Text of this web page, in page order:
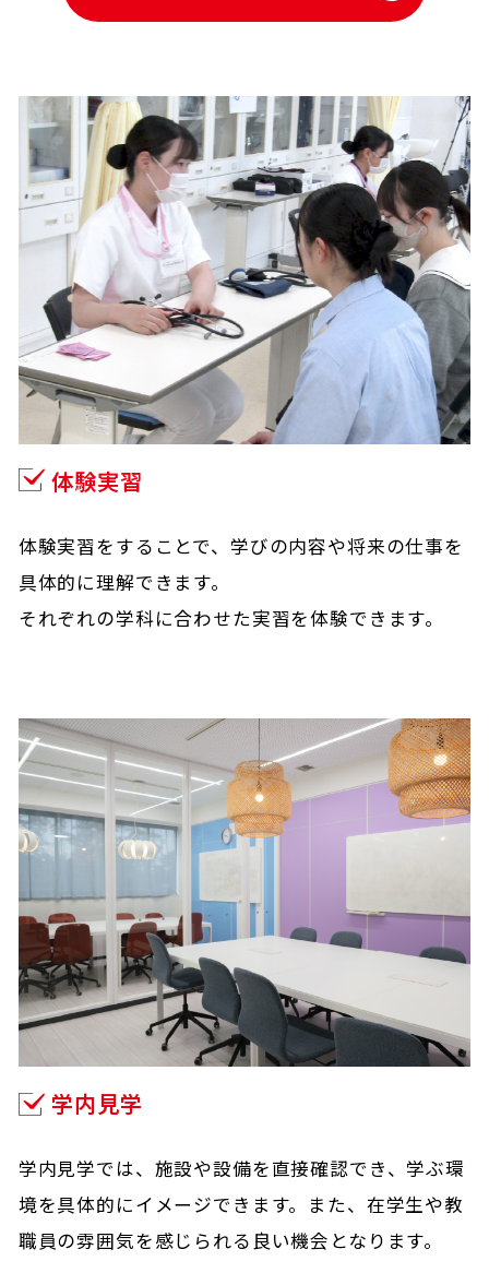
体験実習
体験実習をすることで、学びの内容や将来の仕事を
具体的に理解できます。
それぞれの学科に合わせた実習を体験できます。
学内見学
学内見学では、施設や設備を直接確認でき、学ぶ環
境を具体的にイメージできます。また、在学生や教
職員の雰囲気を感じられる良い機会となります。